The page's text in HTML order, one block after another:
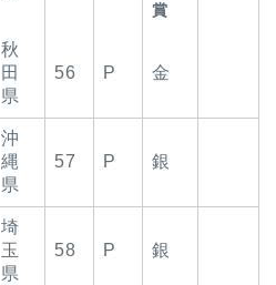
賞
秋
田
県
56 P 金
沖
縄
県
57 P 銀
埼
玉
県
58 P 銀